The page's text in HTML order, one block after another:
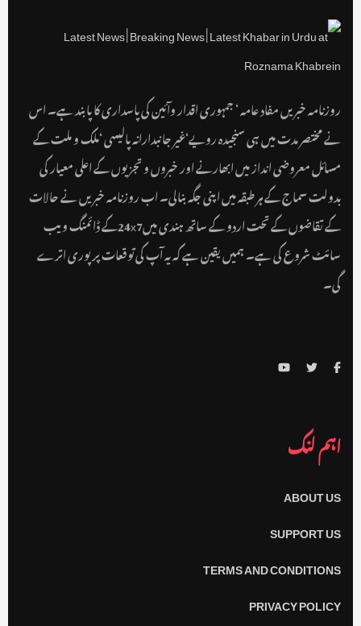
روزنامہ خبریں مفاد عامہ ‘ جمہوری اقدار وآئین کی پاسداری کا پابند ہے۔ اس
نے مختصر مدت میں ہی سنجیدہ رویے‘غیر جانبدارانہ پالیسی ‘ملک و ملت کے
مسائل معروضی انداز میں ابھارنے اور خبروں و تجزیوں کے اعلی معیار کی
بدولت سماج کے ہر طبقہ میں اپنی جگہ بنالی۔ اب روزنامہ خبریں نے حالات
کے تقاضوں کے تحت اردو کے ساتھ ہندی میں24x7کے ڈائمنگ ویب
سائٹ شروع کی ہے۔ ہمیں یقین ہے کہ یہ آپ کی توقعات پر پوری اترے
گی۔
اہم لنک
ABOUT US
SUPPORT US
TERMS AND CONDITIONS
PRIVACY POLICY